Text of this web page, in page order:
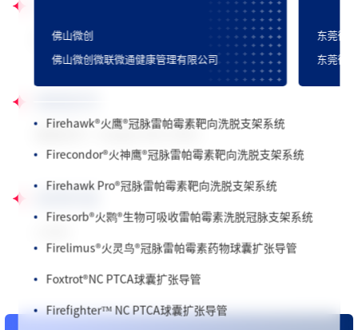
佛山微创
佛山微创微联微通健康管理有限公司
东莞微
东莞微
火鸟™ 冠脉雷帕霉素洗脱钴基合金支架系统
FireKingFisher®火翠鸟®冠脉雷帕霉素洗脱支架系统
Firebird Pro+®冠脉雷帕霉素洗脱钴基合金支架系统
Firehawk®火鹰®冠脉雷帕霉素靶向洗脱支架系统
Firecondor®火神鹰®冠脉雷帕霉素靶向洗脱支架系统
Firehawk Pro®冠脉雷帕霉素靶向洗脱支架系统
Firesorb®火鹮®生物可吸收雷帕霉素洗脱冠脉支架系统
Firelimus®火灵鸟®冠脉雷帕霉素药物球囊扩张导管
Foxtrot®NC PTCA球囊扩张导管
Firefighter™ NC PTCA球囊扩张导管
国械注准 20243060392